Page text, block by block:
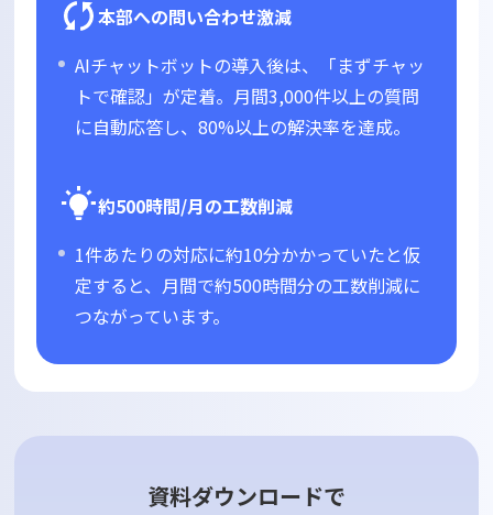
本部への問い合わせ激減
AIチャットボットの導入後は、「まずチャッ
トで確認」が定着。月間3,000件以上の質問
に自動応答し、80%以上の解決率を達成。
約500時間/月の工数削減
1件あたりの対応に約10分かかっていたと仮
定すると、月間で約500時間分の工数削減に
つながっています。
資料ダウンロードで